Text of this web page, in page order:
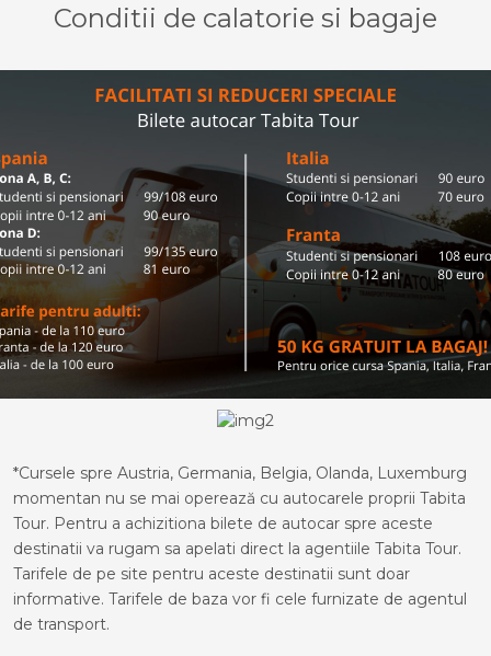
Conditii de calatorie si bagaje
*Cursele spre Austria, Germania, Belgia, Olanda, Luxemburg
momentan nu se mai operează cu autocarele proprii Tabita
Tour. Pentru a achizitiona bilete de autocar spre aceste
destinatii va rugam sa apelati direct la agentiile Tabita Tour.
Tarifele de pe site pentru aceste destinatii sunt doar
informative. Tarifele de baza vor fi cele furnizate de agentul
de transport.